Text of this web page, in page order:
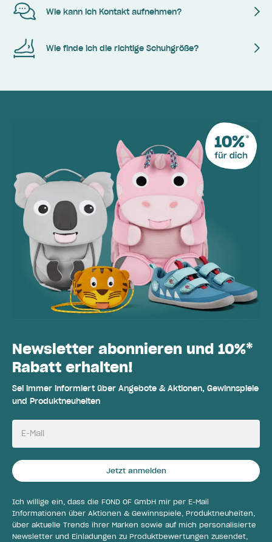
Wie kann ich Kontakt aufnehmen?
Wie finde ich die richtige Schuhgröße?
Newsletter abonnieren und 10%*
Rabatt erhalten!
Sei immer informiert über Angebote & Aktionen, Gewinnspiele
und Produktneuheiten
E-Mail
Jetzt anmelden
Ich willige ein, dass die FOND OF GmbH mir per E-Mail
Informationen über Aktionen & Gewinnspiele, Produktneuheiten,
über aktuelle Trends ihrer Marken sowie auf mich personalisierte
Newsletter und Einladungen zu Produktbewertungen zusendet,